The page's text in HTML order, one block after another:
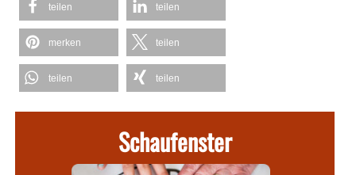
teilen teilen
merken teilen
teilen teilen
Schaufenster